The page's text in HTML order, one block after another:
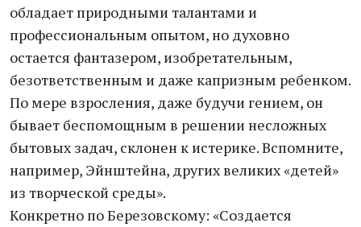
обладает природными талантами и
профессиональным опытом, но духовно
остается фантазером, изобретательным,
безответственным и даже капризным ребенком.
По мере взросления, даже будучи гением, он
бывает беспомощным в решении несложных
бытовых задач, склонен к истерике. Вспомните,
например, Эйнштейна, других великих «детей»
из творческой среды».
Конкретно по Березовскому: «Создается